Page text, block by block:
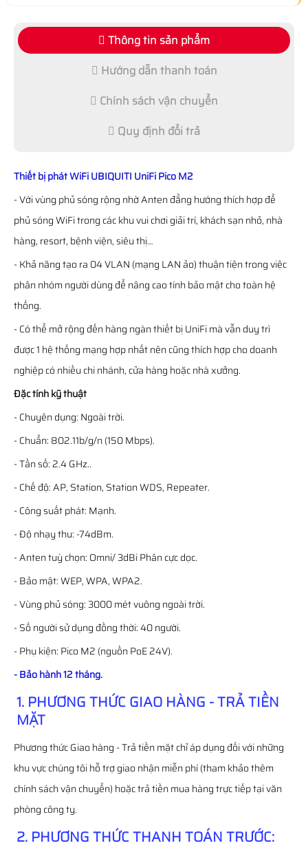
Thông tin sản phẩm
Hướng dẫn thanh toán
Chính sách vận chuyển
Quy định đổi trả
Thiết bị phát WiFi UBIQUITI UniFi Pico M2
- Với vùng phủ sóng rộng nhờ Anten đẳng hướng thích hợp để
phủ sóng WiFi trong các khu vui chơi giải trí, khách sạn nhỏ, nhà
hàng, resort, bệnh viện, siêu thị…
- Khả năng tạo ra 04 VLAN (mạng LAN ảo) thuận tiện trong việc
phân nhóm người dùng để nâng cao tính bảo mật cho toàn hệ
thống.
- Có thể mở rộng đến hàng ngàn thiết bị UniFi mà vẫn duy trì
được 1 hệ thống mạng hợp nhất nên cũng thích hợp cho doanh
nghiệp có nhiều chi nhánh, cửa hàng hoặc nhà xưởng.
Đặc tính kỹ thuật
- Chuyên dụng: Ngoài trời.
- Chuẩn: 802.11b/g/n (150 Mbps).
- Tần số: 2.4 GHz..
- Chế độ: AP, Station, Station WDS, Repeater.
- Công suất phát: Mạnh.
- Độ nhạy thu: -74dBm.
- Anten tuỳ chọn: Omni/ 3dBi Phân cực dọc.
- Bảo mật: WEP, WPA, WPA2.
- Vùng phủ sóng: 3000 mét vuông ngoài trời.
- Số người sử dụng đồng thời: 40 người.
- Phụ kiện: Pico M2 (nguồn PoE 24V).
- Bảo hành 12 tháng.
1. PHƯƠNG THỨC GIAO HÀNG - TRẢ TIỀN
MẶT
Phương thức Giao hàng - Trả tiền mặt chỉ áp dụng đối với những
khu vực chúng tôi hỗ trợ giao nhận miễn phí (tham khảo thêm
chính sách vận chuyển) hoặc trả tiền mua hàng trực tiếp tại văn
phòng công ty.
2. PHƯƠNG THỨC THANH TOÁN TRƯỚC: